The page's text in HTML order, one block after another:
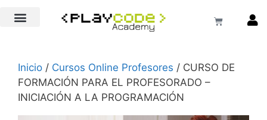
Inicio / Cursos Online Profesores / CURSO DE
FORMACIÓN PARA EL PROFESORADO –
INICIACIÓN A LA PROGRAMACIÓN